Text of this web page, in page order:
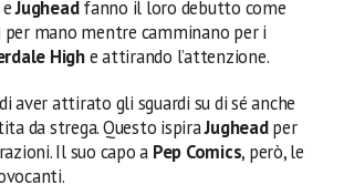
Jugheadfanno il loro debutto come
per mano mentre camminano per i
Highe attirando l’attenzione.
aver attirato gli sguardi su di sé anche
da strega. Questo ispiraJugheadper
Il suo capo a Pep Comics, però, le